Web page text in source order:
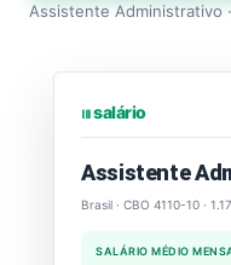
Assistente Administrativo
⏐⏐⏐ salário
Assistente
Brasil · CBO 4110-10 ·
SALÁRIO MÉDIO